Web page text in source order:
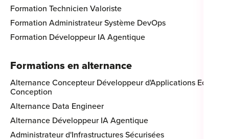
Formation Technicien Valoriste
Formation Administrateur Système DevOps
Formation Développeur IA Agentique
Formations en alternance
Alternance Concepteur Développeur d'Applications Eco-
Conception
Alternance Data Engineer
Alternance Développeur IA Agentique
Administrateur d'Infrastructures Sécurisées